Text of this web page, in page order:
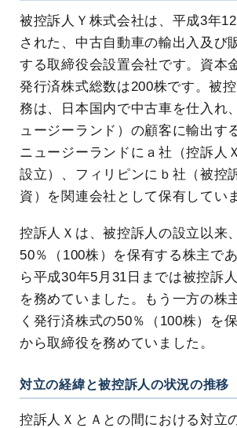
被控訴人Ｙ株式会社は、平成3年
された、中古自動車の輸出入及び
する取締役会設置会社です。資本
発行済株式総数は200株です。被
務は、日本国内で中古車を仕入れ
ュージーランド）の顧客に輸出す
ニュージーランドにａ社（控訴人
設立）、フィリピンにｂ社（被控
資）を関連会社として保有してい
控訴人Ｘは、被控訴人の設立以来
50％（100株）を保有する株主で
ら平成30年5月31日までは被控訴
を務めていました。もう一方の株
く発行済株式の50％（100株）を
から取締役を務めていました。
対立の経緯と被控訴人の状況の推移
控訴人ＸとＡとの間における対立